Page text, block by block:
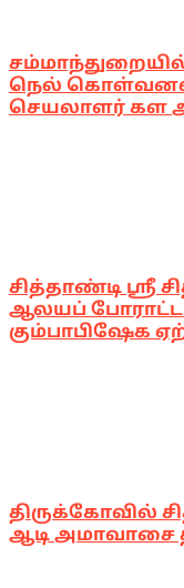
நெல்
செயலாளர் கள
சித்தாண்டி ஸ்ரீ
ஆலயப் போராட்டம்
கும்பாபிஷேக
திருக்கோவில்
ஆடி